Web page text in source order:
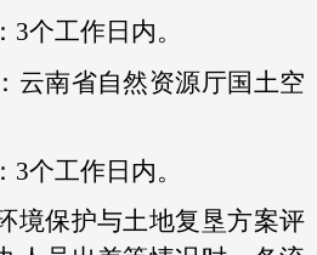
个工作日内。
云南省自然资源厅国土空
个工作日内。
境保护与土地复垦方案评